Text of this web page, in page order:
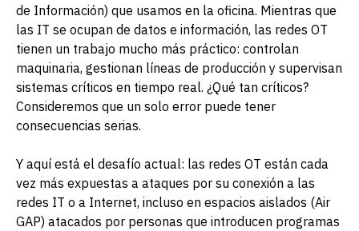
de Información) que usamos en la oficina. Mientras que
las IT se ocupan de datos e información, las redes OT
tienen un trabajo mucho más práctico: controlan
maquinaria, gestionan líneas de producción y supervisan
sistemas críticos en tiempo real. ¿Qué tan críticos?
Consideremos que un solo error puede tener
consecuencias serias.
Y aquí está el desafío actual: las redes OT están cada
vez más expuestas a ataques por su conexión a las
redes IT o a Internet, incluso en espacios aislados (Air
GAP) atacados por personas que introducen programas